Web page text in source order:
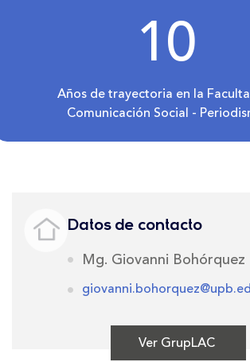
10
Años de trayectoria en la
Comunicación Social -
Datos de contacto
Mg. Giovanni Bohórquez
Ver GrupLAC